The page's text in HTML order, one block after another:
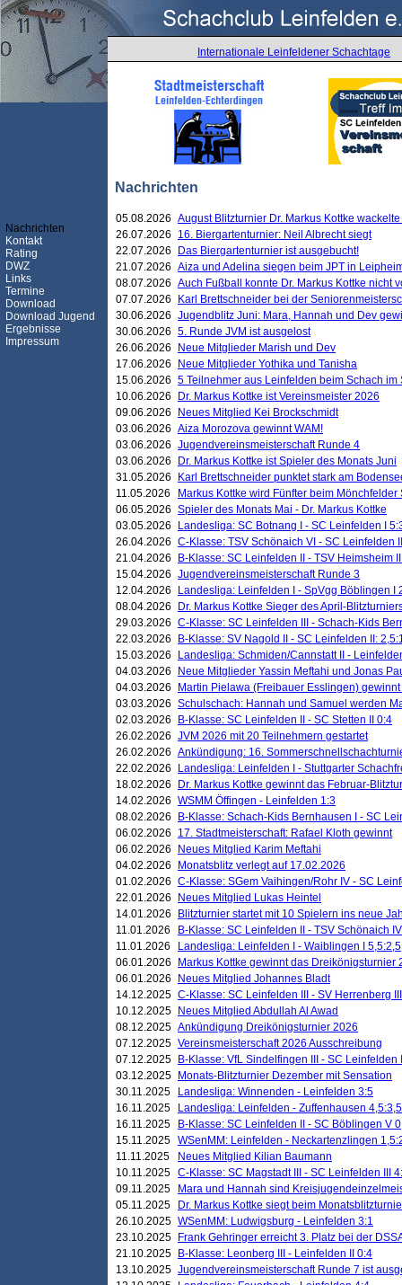
Internationale Leinfeldener Schachtage
Nachrichten
Nachrichten
Kontakt
Rating
DWZ
Links
Termine
Download
Download Jugend
Ergebnisse
Impressum
05.08.2026 August Blitzturnier Dr. Markus Kottke
26.07.2026
16. Biergartenturnier: Neil Albrecht siegt
22.07.2026
Das Biergartenturnier ist ausgebucht!
21.07.2026 Aiza und Adelina siegen beim JPT in
08.07.2026 Auch Fußball konnte Dr. Markus Kottke nicht
07.07.2026
Karl Brettschneider bei der
30.06.2026 Jugendblitz Juni: Mara, Hannah und Dev
30.06.2026 5. Runde JVM ist ausgelost
26.06.2026
Neue Mitglieder Marish und Dev
17.06.2026
Neue Mitglieder Yothika und Tanisha
15.06.2026 5 Teilnehmer aus Leinfelden beim Schach
10.06.2026
Dr. Markus Kottke ist Vereinsmeister 2026
09.06.2026
Neues Mitglied Kei Brockschmidt
03.06.2026 Aiza Morozova gewinnt WAM!
03.06.2026 Jugendvereinsmeisterschaft Runde 4
03.06.2026
Dr. Markus Kottke ist Spieler des Monats Juni
31.05.2026
Karl Brettschneider punktet stark am
11.05.2026
Markus Kottke wird Fünfter beim
06.05.2026 Spieler des Monats Mai - Dr. Markus Kottke
03.05.2026
Landesliga: SC Botnang I - SC Leinfelden I
26.04.2026 C-Klasse: TSV Schönaich VI - SC Leinfelden
21.04.2026
B-Klasse: SC Leinfelden II - TSV Heimsheim
15.04.2026 Jugendvereinsmeisterschaft Runde 3
12.04.2026
Landesliga: Leinfelden I - SpVgg Böblingen I
08.04.2026
Dr. Markus Kottke Sieger des April-
29.03.2026 C-Klasse: SC Leinfelden III - Schach-Kids
22.03.2026
B-Klasse: SV Nagold II - SC Leinfelden II:
15.03.2026
Landesliga: Schmiden/Cannstatt II -
04.03.2026
Neue Mitglieder Yassin Meftahi und Jonas
04.03.2026
Martin Pielawa (Freibauer Esslingen)
03.03.2026 Schulschach: Hannah und Samuel werden
02.03.2026
B-Klasse: SC Leinfelden II - SC Stetten II 0:4
26.02.2026 JVM 2026 mit 20 Teilnehmern gestartet
26.02.2026 Ankündigung: 16.
22.02.2026
Landesliga: Leinfelden I - Stuttgarter
18.02.2026
Dr. Markus Kottke gewinnt das Februar-
14.02.2026 WSMM Öffingen - Leinfelden 1:3
08.02.2026
B-Klasse: Schach-Kids Bernhausen I - SC
06.02.2026
17. Stadtmeisterschaft: Rafael Kloth gewinnt
06.02.2026
Neues Mitglied Karim Meftahi
04.02.2026
Monatsblitz verlegt auf 17.02.2026
01.02.2026 C-Klasse: SGem Vaihingen/Rohr IV - SC
22.01.2026
Neues Mitglied Lukas Heintel
14.01.2026
Blitzturnier startet mit 10 Spielern ins neue
11.01.2026
B-Klasse: SC Leinfelden II - TSV Schönaich
11.01.2026
Landesliga: Leinfelden I - Waiblingen I 5,5:2,5
06.01.2026
Markus Kottke gewinnt das Dreikönigsturnier
06.01.2026
Neues Mitglied Johannes Bladt
14.12.2025 C-Klasse: SC Leinfelden III - SV Herrenberg
10.12.2025
Neues Mitglied Abdullah Al Awad
08.12.2025 Ankündigung Dreikönigsturnier 2026
07.12.2025 Vereinsmeisterschaft 2026 Ausschreibung
07.12.2025
B-Klasse: VfL Sindelfingen III - SC Leinfelden
03.12.2025
Monats-Blitzturnier Dezember mit Sensation
30.11.2025
Landesliga: Winnenden - Leinfelden 3:5
16.11.2025
Landesliga: Leinfelden - Zuffenhausen 4,5:3,5
16.11.2025
B-Klasse: SC Leinfelden II - SC Böblingen V
15.11.2025 WSenMM: Leinfelden - Neckartenzlingen
11.11.2025
Neues Mitglied Kilian Baumann
10.11.2025 C-Klasse: SC Magstadt III - SC Leinfelden III
09.11.2025
Mara und Hannah sind
05.11.2025
Dr. Markus Kottke siegt beim
26.10.2025 WSenMM: Ludwigsburg - Leinfelden 3:1
23.10.2025
Frank Gehringer erreicht 3. Platz bei der
21.10.2025
B-Klasse: Leonberg III - Leinfelden II 0:4
13.10.2025 Jugendvereinsmeisterschaft Runde 7 ist